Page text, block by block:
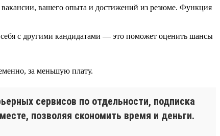
вашего опыта и достижений из резюме. Функция
с другими кандидатами — это поможет оценить шансы
за меньшую плату.
сервисов по отдельности, подписка
позволяя скономить время и деньги.